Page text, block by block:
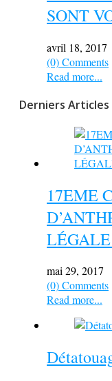
SONT
avril 18, 2017
(0) Comments
Read more...
Derniers Articles
17EME
mai 29, 2017
(0) Comments
Read more...